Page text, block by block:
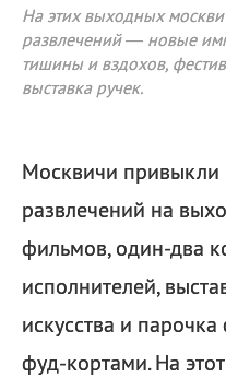
На этих выходных
развлечений — новые
тишины и вздохов,
выставка ручек.
Москвичи привыкли
развлечений на
фильмов, один-два
исполнителей,
искусства и
фуд-кортами. На